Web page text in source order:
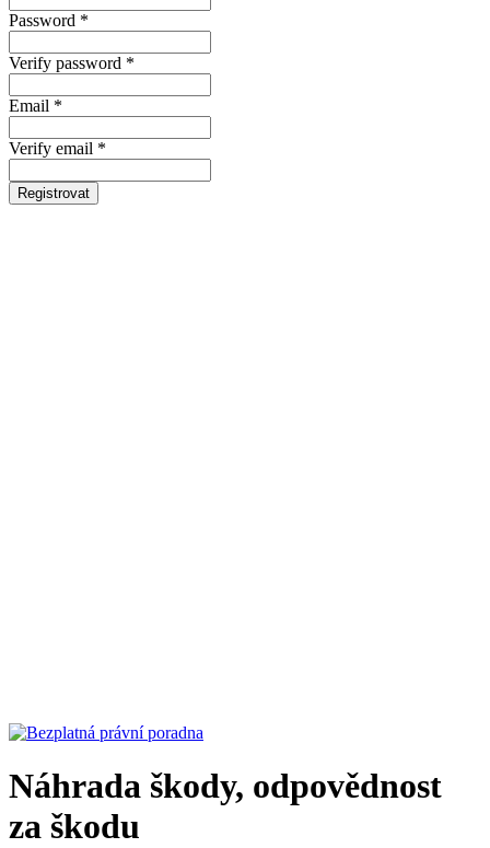
Password *
Verify password *
Email *
Verify email *
Registrovat
Náhrada škody, odpovědnost
za škodu